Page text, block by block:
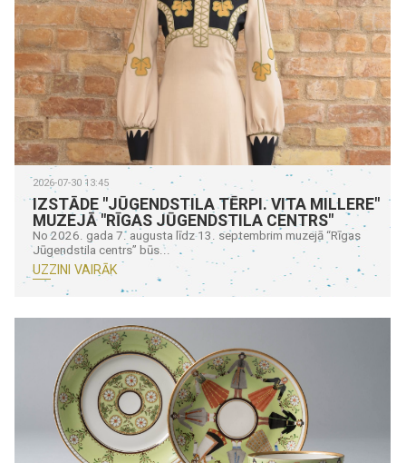
2026-07-30 13:45
IZSTĀDE "JŪGENDSTILA TĒRPI. VITA MILLERE"
MUZEJĀ "RĪGAS JŪGENDSTILA CENTRS"
No 2026. gada 7. augusta līdz 13. septembrim muzejā “Rīgas
Jūgendstila centrs” būs...
UZZINI VAIRĀK